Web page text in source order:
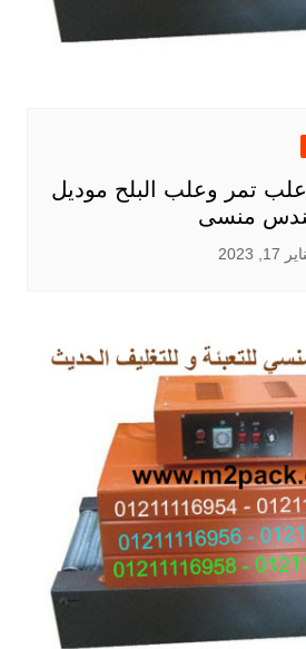
تمر وعلب البلح موديل
17, 2023